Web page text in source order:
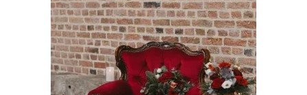
AJOUTER AU DEVIS